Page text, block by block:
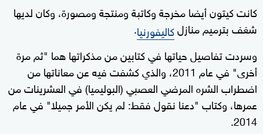
كانت كيتون أيضا مخرجة وكاتبة ومنتجة ومصورة، وكان لديها
شغف بترميم منازلكاليفورنيا.
وسردت تفاصيل حياتها في كتابين من مذكراتها هما "ثم مرة
أخرى" في عام 2011، والذي كشفت فيه عن معاناتها من
اضطراب الشره المرضي العصبي (البوليميا) في العشرينات من
عمرها، وكتاب "دعنا نقول فقط: لم يكن الأمر جميلا" في عام
2014.